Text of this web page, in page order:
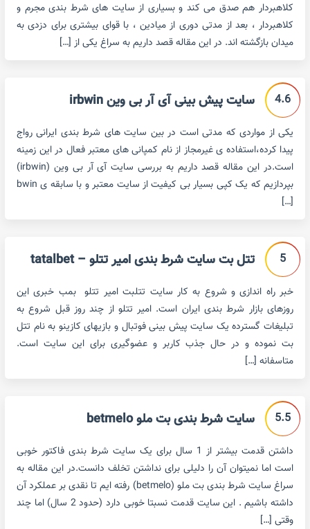
کلاهبردار هم صدق می کند و بسیاری از سایت های شرط بندی مجرم و
کلاهبردار ، بعد از مدتی دوری از میادین ، با قوای بیشتری برای دزدی به
میدان بازگشته اند. در این مقاله قصد داریم به سراغ یکی از […]
4.6 سایت پیش بینی آی آر بی وین irbwin
یکی از مواردی که مدتی است در بین سایت های شرط بندی ایرانی رواج
پیدا کرده،استفاده ی غیرمجاز از نام کمپانی های معتبر فعال در این زمینه
است.در این مقاله قصد داریم به بررسی سایت آی آر بی وین (irbwin)
بپردازیم که یک کپی بسیار بی کیفیت از سایت معتبر و با سابقه ی bwin
[…]
5 تتل بت سایت شرط بندی امیر تتلو – tatalbet
خبر راه اندازی و شروع به کار سایت تتلبت امیر تتلو بمب خبری این
روزهای بازار شرط بندی ایران است. امیر تتلو از چند روز قبل شروع به
تبلیغات گسترده یک سایت پیش بینی فوتبال و بازیهای کازینو به نام تتل
بت نموده و در حال جذب کاربر و عضوگیری برای این سایت است.
متاسفانه […]
5.5 سایت شرط بندی بت ملو betmelo
داشتن قدمت بیشتر از 1 سال برای یک سایت شرط بندی فاکتور خوبی
است اما نمیتوان آن را دلیلی برای نداشتن تخلف دانست.در این مقاله به
سراغ سایت شرط بندی بت ملو (betmelo) رفته ایم تا نقدی بر عملکرد آن
داشته باشیم . این سایت قدمت نسبتا خوبی دارد (حدود 2 سال) اما چند
وقتی […]